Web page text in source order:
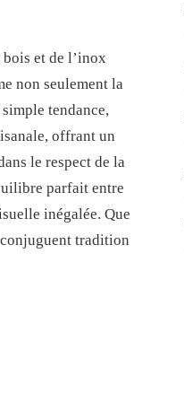
bois et de l’inox
non seulement la
tendance,
offrant un
le respect de la
parfait entre
inégalée. Que
tradition